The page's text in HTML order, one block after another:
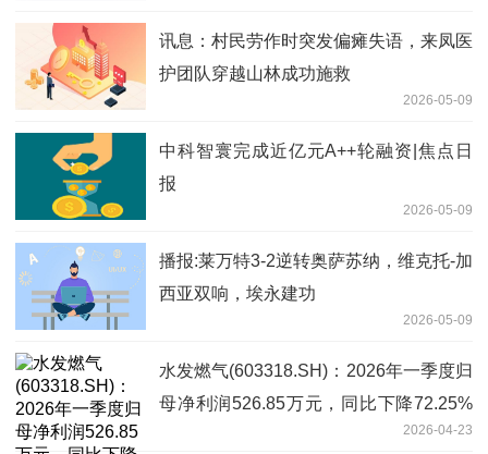
讯息：村民劳作时突发偏瘫失语，来凤医
护团队穿越山林成功施救
2026-05-09
中科智寰完成近亿元A++轮融资|焦点日
报
2026-05-09
播报:莱万特3-2逆转奥萨苏纳，维克托-加
西亚双响，埃永建功
2026-05-09
水发燃气(603318.SH)：2026年一季度归
母净利润526.85万元，同比下降72.25%
2026-04-23